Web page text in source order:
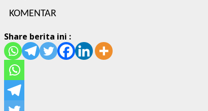
KOMENTAR
Share berita ini :